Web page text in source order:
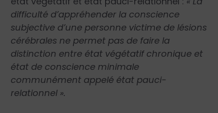
difficulté d’appréhender la conscience
subjective d’une personne victime de lésions
cérébrales ne permet pas de faire la
distinction entre état végétatif chronique et
état de conscience minimale
communément appelé état pauci-
relationnel ».